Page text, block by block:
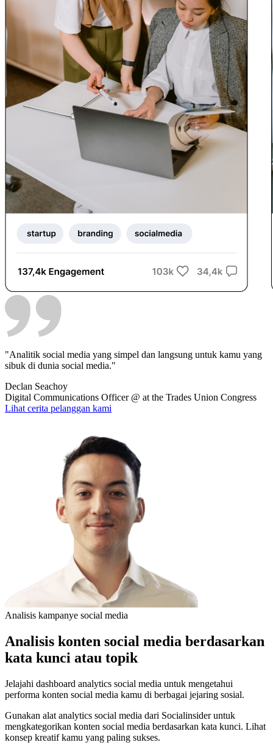
"Analitik social media yang simpel dan langsung untuk kamu yang
sibuk di dunia social media."
Declan Seachoy
Digital Communications Officer @ at the Trades Union Congress
Lihat cerita pelanggan kami
Analisis kampanye social media
Analisis konten social media berdasarkan
kata kunci atau topik
Jelajahi dashboard analytics social media untuk mengetahui
performa konten social media kamu di berbagai jejaring sosial.
Gunakan alat analytics social media dari Socialinsider untuk
mengkategorikan konten social media berdasarkan kata kunci. Lihat
konsep kreatif kamu yang paling sukses.